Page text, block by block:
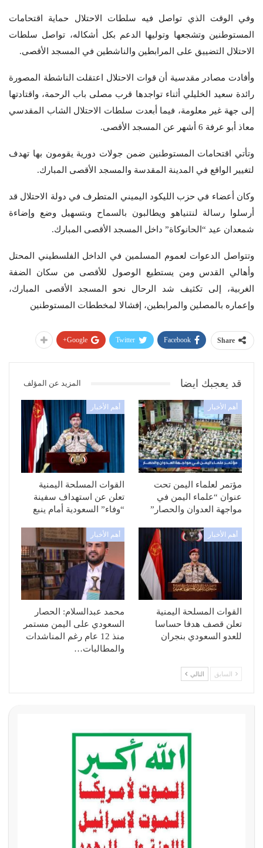
وفي الوقت الذي تواصل فيه سلطات الاحتلال حماية اقتحامات
المستوطنين وتشجعها وتوليها الدعم بكل أشكاله، تواصل سلطات
الاحتلال التضييق على المرابطين والناشطين في المسجد الأقصى.
وأفادت مصادر مقدسية أن قوات الاحتلال اعتقلت الناشطة المصورة
رائدة سعيد الخليلي أثناء تواجدها قرب مصلى باب الرحمة، واقتادتها
إلى جهة غير معلومة، فيما أبعدت سلطات الاحتلال الشاب المقدسي
معاذ أبو عرفة 6 أشهر عن المسجد الأقصى.
وتأتي اقتحامات المستوطنين ضمن جولات دورية يقومون بها تهدف
لتغيير الواقع في المدينة المقدسة والمسجد الأقصى المبارك.
وكان أعضاء في حزب الليكود اليميني المتطرف في دولة الاحتلال قد
أرسلوا رسالة لنتنياهو ويطالبون بالسماح وبتسهيل وضع وإضاءة
شمعدان عيد “الحانوكاة” داخل المسجد الأقصى المبارك.
وتتواصل الدعوات لعموم المسلمين في الداخل الفلسطيني المحتل
وأهالي القدس ومن يستطيع الوصول للأقصى من سكان الضفة
الغربية، إلى تكثيف شد الرحال نحو المسجد الأقصى المبارك،
وإعماره بالمصلين والمرابطين، إفشالا لمخططات المستوطنين
Share
Facebook
Twitter
Google+
قد يعجبك ايضا المزيد عن المؤلف
أهم الأخبار
مؤتمر لعلماء اليمن تحت
عنوان “علماء اليمن في
مواجهة العدوان والحصار”
أهم الأخبار
القوات المسلحة اليمنية
تعلن عن استهداف سفينة
“وفاء” السعودية أمام ينبع
أهم الأخبار
القوات المسلحة اليمنية
تعلن قصف هدفا حساسا
للعدو السعودي بنجران
أهم الأخبار
محمد عبدالسلام: الحصار
السعودي على اليمن مستمر
منذ 12 عام رغم المناشدات
والمطالبات…
السابق التالي